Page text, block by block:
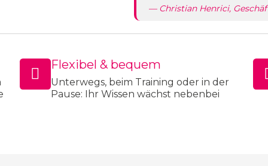
— Christian Henrici,
Flexibel & bequem
Unterwegs, beim Training oder in der
Pause: Ihr Wissen wächst nebenbei